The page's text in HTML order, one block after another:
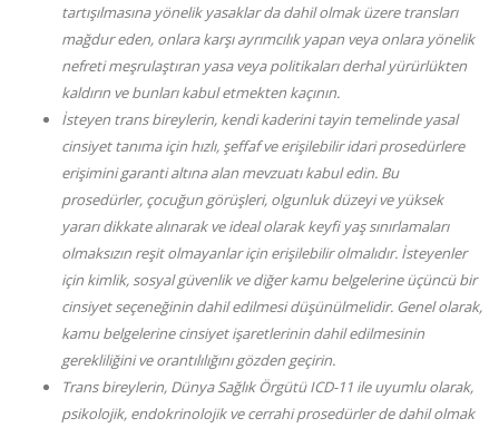
tartışılmasına yönelik yasaklar da dahil olmak üzere transları
mağdur eden, onlara karşı ayrımcılık yapan veya onlara yönelik
nefreti meşrulaştıran yasa veya politikaları derhal yürürlükten
kaldırın ve bunları kabul etmekten kaçının.
İsteyen trans bireylerin, kendi kaderini tayin temelinde yasal
cinsiyet tanıma için hızlı, şeffaf ve erişilebilir idari prosedürlere
erişimini garanti altına alan mevzuatı kabul edin. Bu
prosedürler, çocuğun görüşleri, olgunluk düzeyi ve yüksek
yararı dikkate alınarak ve ideal olarak keyfi yaş sınırlamaları
olmaksızın reşit olmayanlar için erişilebilir olmalıdır. İsteyenler
için kimlik, sosyal güvenlik ve diğer kamu belgelerine üçüncü bir
cinsiyet seçeneğinin dahil edilmesi düşünülmelidir. Genel olarak,
kamu belgelerine cinsiyet işaretlerinin dahil edilmesinin
gerekliliğini ve orantılılığını gözden geçirin.
Trans bireylerin, Dünya Sağlık Örgütü ICD-11 ile uyumlu olarak,
psikolojik, endokrinolojik ve cerrahi prosedürler de dahil olmak